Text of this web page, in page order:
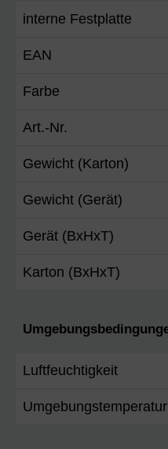
interne Festplatte
EAN
Farbe
Art.-Nr.
Gewicht (Karton)
Gewicht (Gerät)
Gerät (BxHxT)
Karton (BxHxT)
Luftfeuchtigkeit
Umgebungstemperatur